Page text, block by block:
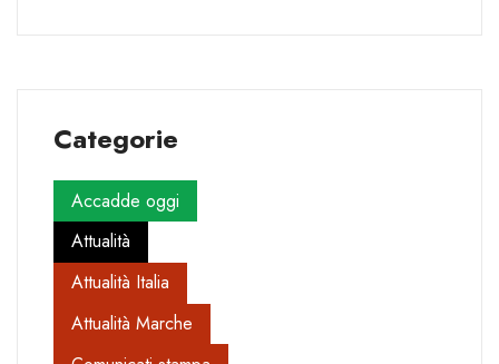
Categorie
Accadde oggi
Attualità
Attualità Italia
Attualità Marche